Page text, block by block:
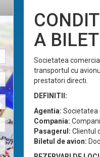
A
Societatea
transportul cu
prestatori directi.
DEFINITII:
Agentia: Societatea
Compania:
Pasagerul: Clientul
Biletul de avion: